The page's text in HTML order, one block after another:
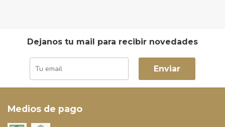
Dejanos tu mail para recibir novedades
Enviar
Medios de pago